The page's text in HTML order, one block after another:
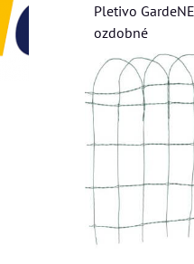
Pletivo
ozdobné